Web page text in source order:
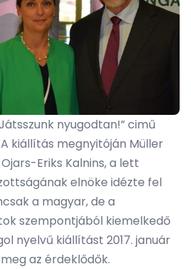
nyugodtan!” cimű
kiállítás megnyitóján Müller
Eriks Kalnins, a lett
elnöke idézte fel
a magyar, de a
szempontjából kiemelkedő
nyelvű kiállítást 2017. január
az érdeklődők.